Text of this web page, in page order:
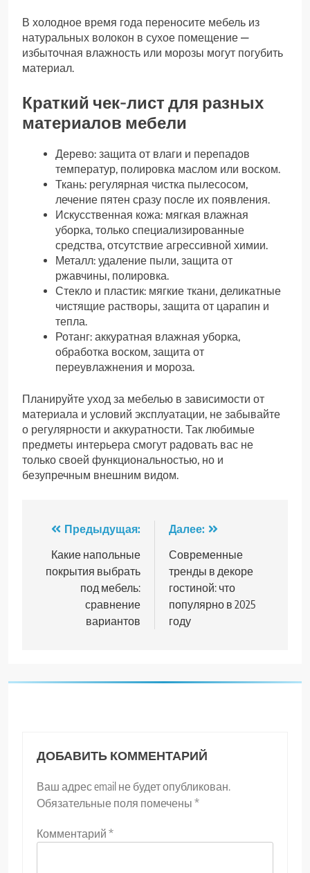
В холодное время года переносите мебель из
натуральных волокон в сухое помещение —
избыточная влажность или морозы могут погубить
материал.
Краткий чек-лист для разных
материалов мебели
Дерево: защита от влаги и перепадов
температур, полировка маслом или воском.
Ткань: регулярная чистка пылесосом,
лечение пятен сразу после их появления.
Искусственная кожа: мягкая влажная
уборка, только специализированные
средства, отсутствие агрессивной химии.
Металл: удаление пыли, защита от
ржавчины, полировка.
Стекло и пластик: мягкие ткани, деликатные
чистящие растворы, защита от царапин и
тепла.
Ротанг: аккуратная влажная уборка,
обработка воском, защита от
переувлажнения и мороза.
Планируйте уход за мебелью в зависимости от
материала и условий эксплуатации, не забывайте
о регулярности и аккуратности. Так любимые
предметы интерьера смогут радовать вас не
только своей функциональностью, но и
безупречным внешним видом.
Навигация
по
записям
Предыдущая:
Какие напольные
покрытия выбрать
под мебель:
сравнение
вариантов
Далее:
Современные
тренды в декоре
гостиной: что
популярно в 2025
году
ДОБАВИТЬ КОММЕНТАРИЙ
Ваш адрес email не будет опубликован.
Обязательные поля помечены *
Комментарий *